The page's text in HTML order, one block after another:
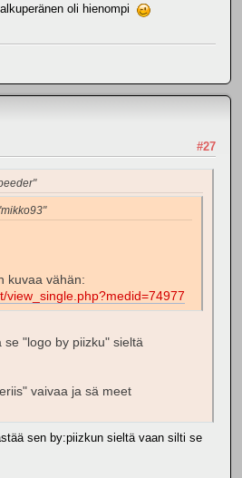
oli hienompi
#27
kuvaa vähän:
view_single.php?medid=74977
"logo by piizku" sieltä
vaivaa ja sä meet
sen by:piizkun sieltä vaan silti se